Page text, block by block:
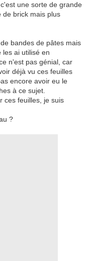
une sorte de grande
de brick mais plus
bandes de pâtes mais
les ai utilisé en
n'est pas génial, car
déjà vu ces feuilles
encore avoir eu le
à ce sujet.
ces feuilles, je suis
?